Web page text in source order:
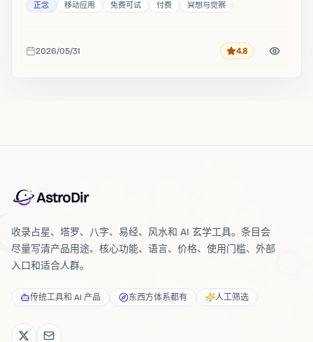
正念 移动应用 免费可试 付费 冥想与觉察
收录时间
2026/05/31 评分4.8
AstroDir
收录占星、塔罗、八字、易经、风水和 AI 玄学工具。条目会
尽量写清产品用途、核心功能、语言、价格、使用门槛、外部
入口和适合人群。
传统工具和 AI 产品 东西方体系都有 人工筛选